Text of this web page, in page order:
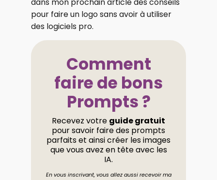
pour faire un logo sans avoir à utiliser
des logiciels pro.
Comment
faire de bons
Prompts ?
Recevez votre guide gratuit
pour savoir faire des prompts
parfaits et ainsi créer les images
que vous avez en tête avec les
IA.
En vous inscrivant, vous allez aussi recevoir ma